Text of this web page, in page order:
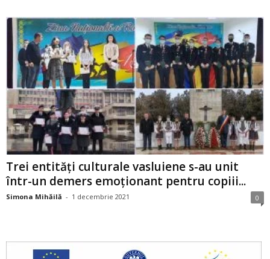
Trei entități culturale vasluiene s-au unit
într-un demers emoționant pentru copiii...
Simona Mihăilă - 1 decembrie 2021 0